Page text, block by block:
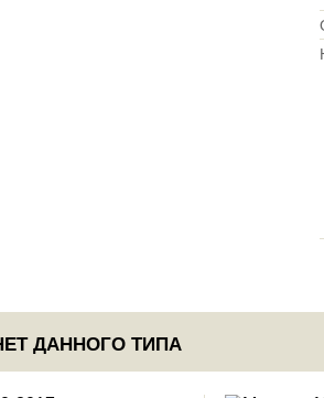
ДАННОГО ТИПА